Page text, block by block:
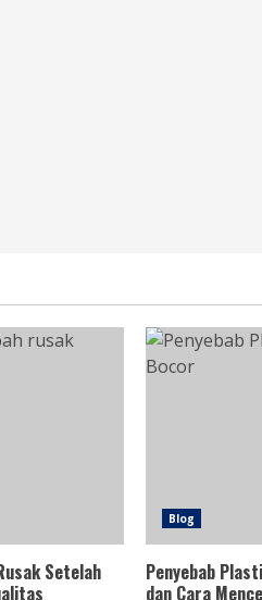
Setelah
Blog
Penyebab
dan Cara